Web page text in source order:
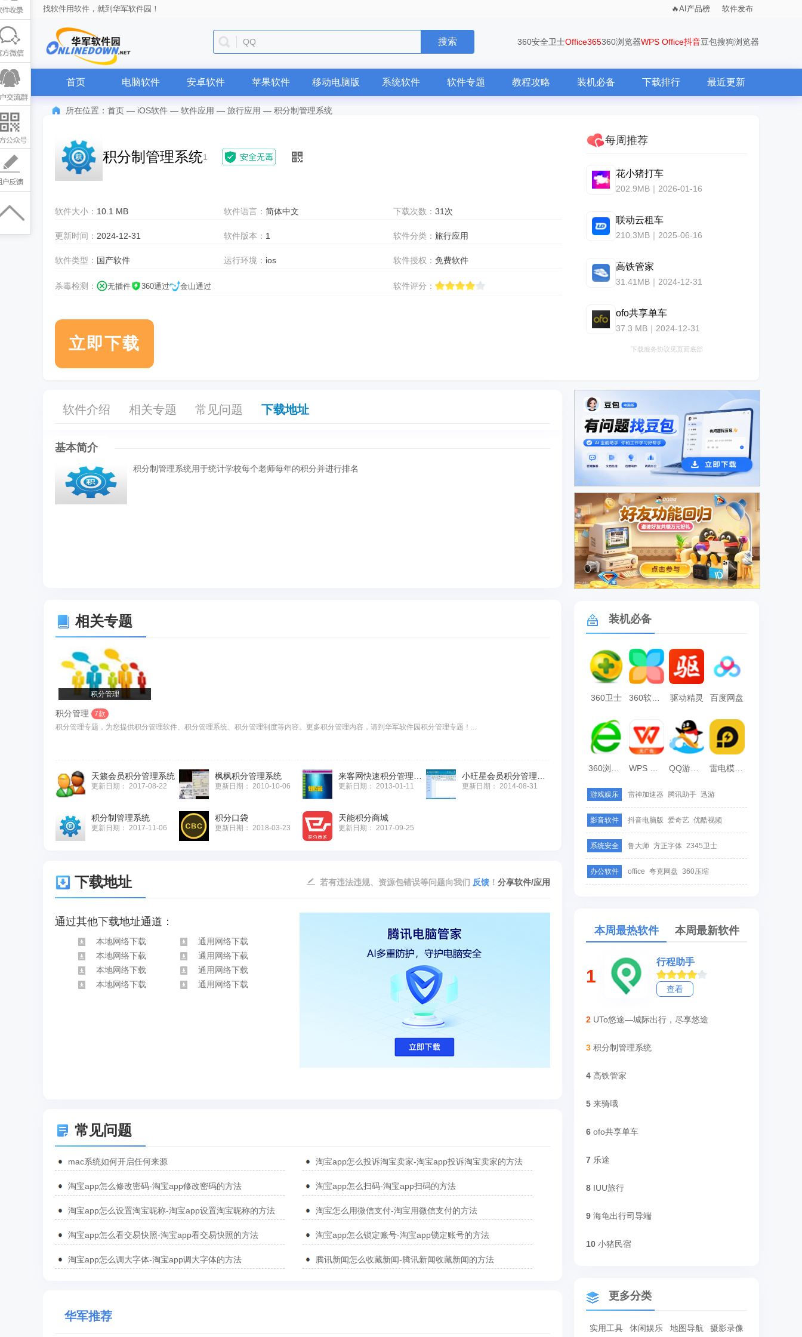
找软件用软件，就到华军软件园！ AI产品榜 软件发布
QQ 搜索 360安全卫士Office365360浏览器WPS Office抖音豆包搜狗浏览器
首页 电脑软件 安卓软件 苹果软件 移动电脑版 系统软件 软件专题 教程攻略 装机必备 下载排行 最近更新
所在位置： 首页 — iOS软件 — 软件应用 — 旅行应用 — 积分制管理系统
积分制管理系统1
软件大小： 10.1 MB 软件语言：简体中文 下载次数： 31次
更新时间： 2024-12-31 软件版本： 1 软件分类： 旅行应用
软件类型： 国产软件 运行环境： ios 软件授权： 免费软件
杀毒检测： 无插件 360通过 金山通过 软件评分：
立即下载
每周推荐
花小猪打车
202.9MB｜2026-01-16
联动云租车
210.3MB｜2025-06-16
高铁管家
31.41MB｜2024-12-31
ofo共享单车
37.3 MB｜2024-12-31
下载服务协议见页面底部
软件介绍 相关专题 常见问题 下载地址
基本简介
积分制管理系统用于统计学校每个老师每年的积分并进行排名
相关专题
积分管理
积分管理
7款
积分管理专题，为您提供积分管理软件、积分管理系统、积分管理制度等内容。更多积分管理内容，请到华军软件园积分管理专题！...
天籁会员积分管理系统
更新日期： 2017-08-22
枫枫积分管理系统
更新日期： 2010-10-06 更新日期： 2013-01-11 更新日期： 2014-08-31
积分制管理系统
更新日期： 2017-11-06
积分口袋
更新日期： 2018-03-23
天能积分商城
更新日期： 2017-09-25
下载地址 分享软件/应用
若有违法违规、资源包错误等问题向我们 反馈 ！
通过其他下载地址通道：
本地网络下载
通用网络下载
本地网络下载
通用网络下载
本地网络下载
通用网络下载
本地网络下载
通用网络下载
常见问题
mac系统如何开启任何来源 淘宝app怎么投诉淘宝卖家-淘宝app投诉淘宝卖家的方法
淘宝app怎么修改密码-淘宝app修改密码的方法 淘宝app怎么扫码-淘宝app扫码的方法
淘宝app怎么设置淘宝昵称-淘宝app设置淘宝昵称的方法 淘宝怎么用微信支付-淘宝用微信支付的方法
淘宝app怎么看交易快照-淘宝app看交易快照的方法 淘宝app怎么锁定账号-淘宝app锁定账号的方法
淘宝app怎么调大字体-淘宝app调大字体的方法 腾讯新闻怎么收藏新闻-腾讯新闻收藏新闻的方法
华军推荐
广告
广告
装机必备
360卫士 360软件管家 驱动精灵 百度网盘
雷电模拟器
游戏娱乐 雷神加速器 腾讯助手 迅游
影音软件 抖音电脑版 爱奇艺 优酷视频
系统安全 鲁大师 方正字体 2345卫士
办公软件 office 夸克网盘 360压缩
本周最热软件 本周最新软件
1
行程助手
查看
2 UTo悠途—城际出行，尽享悠途
3 积分制管理系统
4 高铁管家
5 来骑哦
6 ofo共享单车
7 乐途
8 IUU旅行
9 海龟出行司导端
10 小猪民宿
更多分类
实用工具 休闲娱乐 地图导航 摄影录像